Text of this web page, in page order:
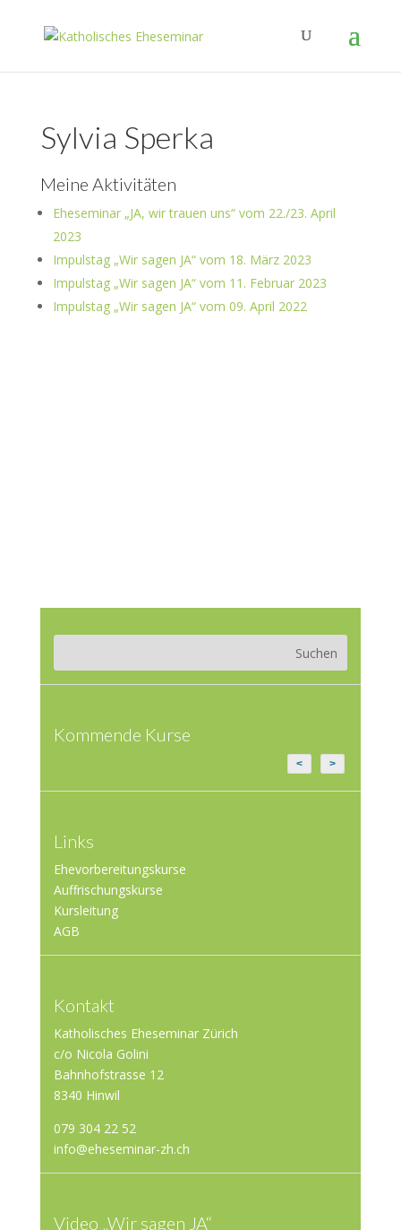
Sylvia Sperka
Meine Aktivitäten
Eheseminar „JA, wir trauen uns“ vom 22./23. April
2023
Impulstag „Wir sagen JA“ vom 18. März 2023
Impulstag „Wir sagen JA“ vom 11. Februar 2023
Impulstag „Wir sagen JA“ vom 09. April 2022
Kommende Kurse
< >
Links
Ehevorbereitungskurse
Auffrischungskurse
Kursleitung
AGB
Kontakt
Katholisches Eheseminar Zürich
c/o Nicola Golini
Bahnhofstrasse 12
8340 Hinwil
079 304 22 52
info@eheseminar-zh.ch
Video „Wir sagen JA“